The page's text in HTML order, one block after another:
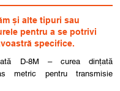
și alte tipuri sau
pentru a se potrivi
specifice.
D-8M – curea dințată
metric pentru transmisie